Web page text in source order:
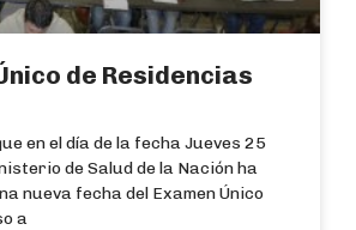
de Residencias
en el día de la fecha Jueves 25
de Salud de la Nación ha
nueva fecha del Examen Único
a